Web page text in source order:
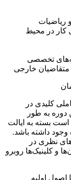
ریاضیات
کار در محیط
تخصصی
متقاضیان خارجی
کلیدی در
به طور
بسته به ایالت
داشته باشد.
نظری در
و کلینیک‌ها روبرو
اصول اولیه